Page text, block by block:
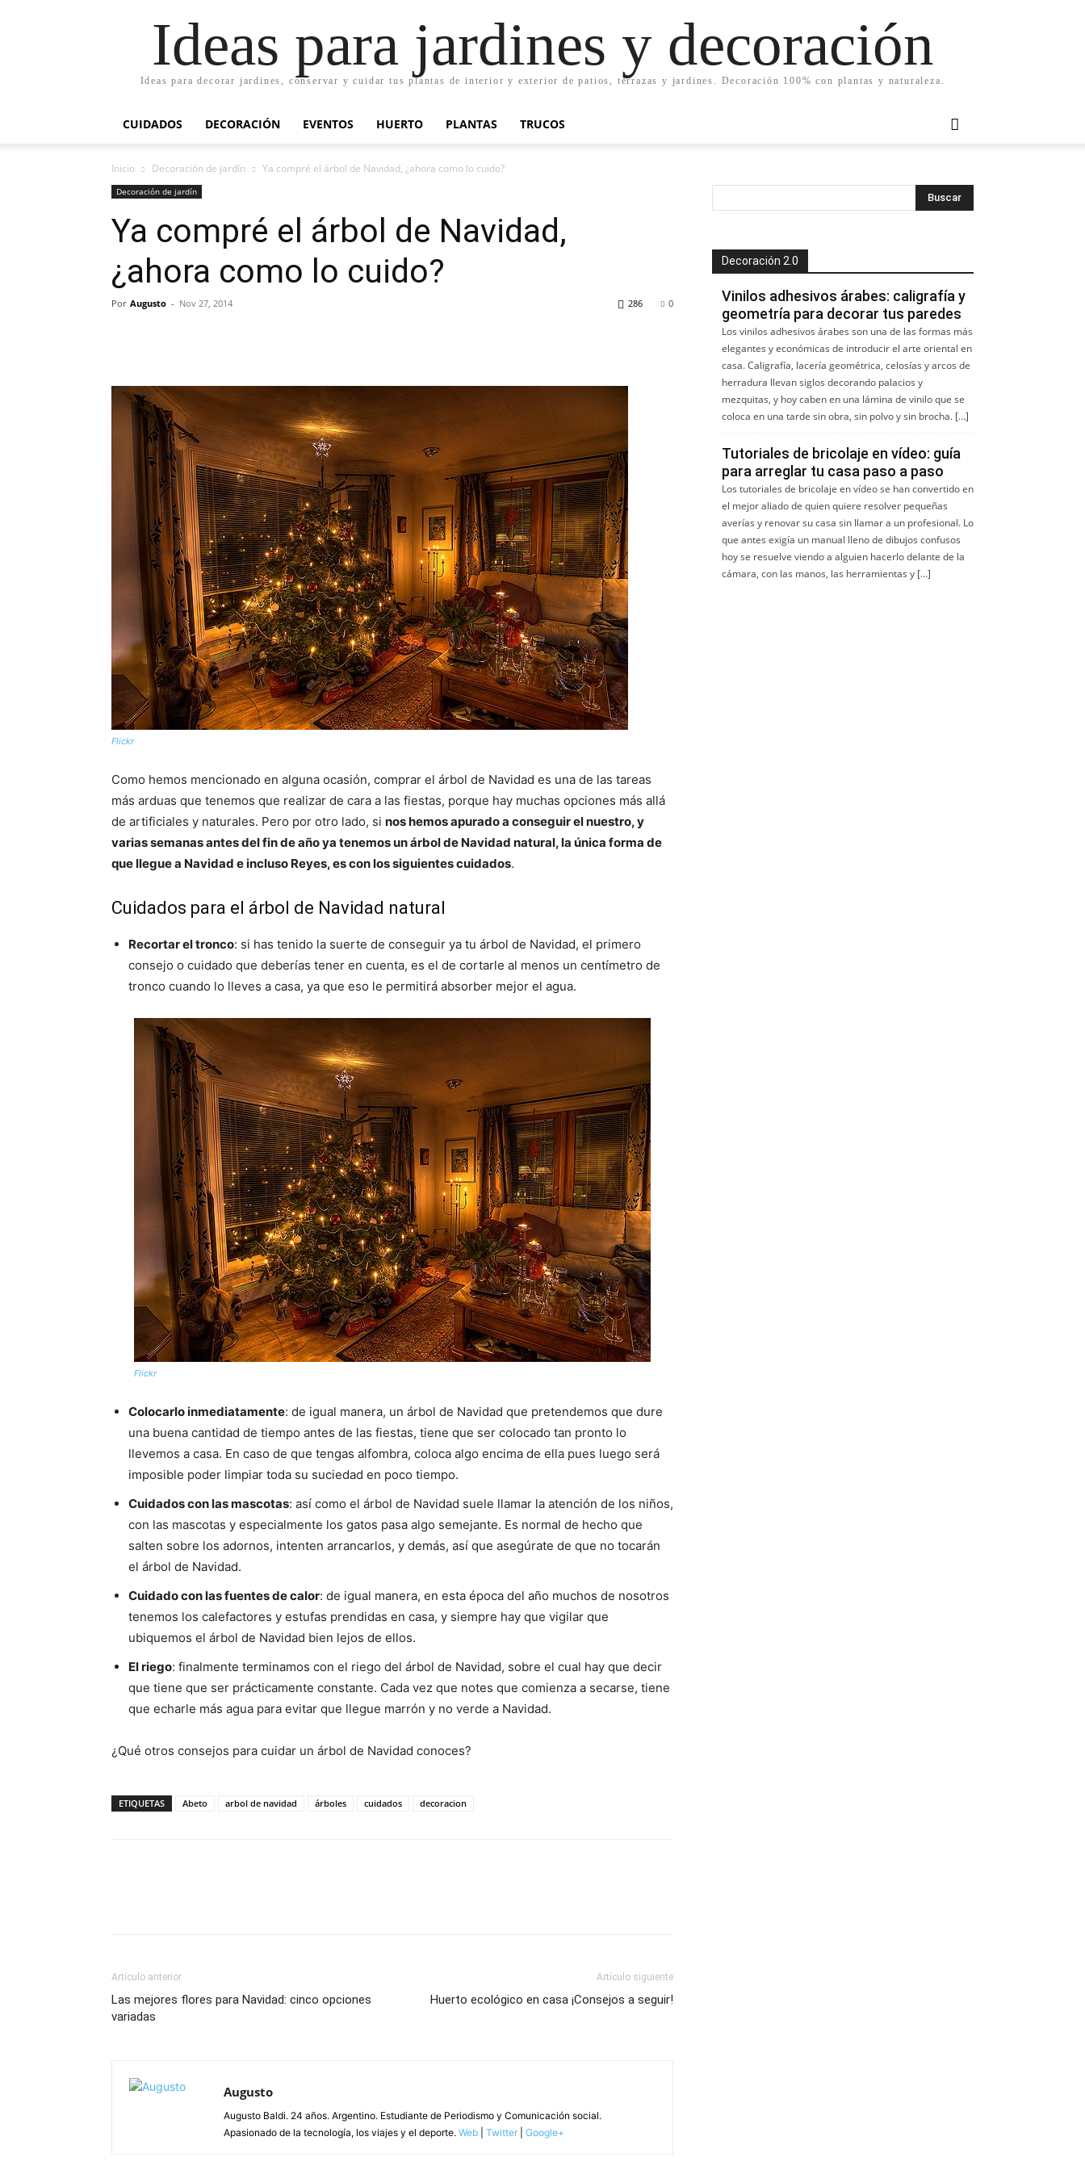
Ideas para jardines y decoración
Ideas para decorar jardines, conservar y cuidar tus plantas de interior y exterior de patios, terrazas y jardines. Decoración 100% con plantas y naturaleza.
CUIDADOS DECORACIÓN EVENTOS HUERTO PLANTAS TRUCOS
Inicio Decoración de jardín Ya compré el árbol de Navidad, ¿ahora como lo cuido?
Decoración de jardín
Ya compré el árbol de Navidad,
¿ahora como lo cuido?
Por Augusto - Nov 27, 2014 0
286
Flickr
Como hemos mencionado en alguna ocasión, comprar el árbol de Navidad es una de las tareas
más arduas que tenemos que realizar de cara a las fiestas, porque hay muchas opciones más allá
de artificiales y naturales. Pero por otro lado, si nos hemos apurado a conseguir el nuestro, y
varias semanas antes del fin de año ya tenemos un árbol de Navidad natural, la única forma de
que llegue a Navidad e incluso Reyes, es con los siguientes cuidados.
Cuidados para el árbol de Navidad natural
Recortar el tronco: si has tenido la suerte de conseguir ya tu árbol de Navidad, el primero
consejo o cuidado que deberías tener en cuenta, es el de cortarle al menos un centímetro de
tronco cuando lo lleves a casa, ya que eso le permitirá absorber mejor el agua.
Flickr
Colocarlo inmediatamente: de igual manera, un árbol de Navidad que pretendemos que dure
una buena cantidad de tiempo antes de las fiestas, tiene que ser colocado tan pronto lo
llevemos a casa. En caso de que tengas alfombra, coloca algo encima de ella pues luego será
imposible poder limpiar toda su suciedad en poco tiempo.
Cuidados con las mascotas: así como el árbol de Navidad suele llamar la atención de los niños,
con las mascotas y especialmente los gatos pasa algo semejante. Es normal de hecho que
salten sobre los adornos, intenten arrancarlos, y demás, así que asegúrate de que no tocarán
el árbol de Navidad.
Cuidado con las fuentes de calor: de igual manera, en esta época del año muchos de nosotros
tenemos los calefactores y estufas prendidas en casa, y siempre hay que vigilar que
ubiquemos el árbol de Navidad bien lejos de ellos.
El riego: finalmente terminamos con el riego del árbol de Navidad, sobre el cual hay que decir
que tiene que ser prácticamente constante. Cada vez que notes que comienza a secarse, tiene
que echarle más agua para evitar que llegue marrón y no verde a Navidad.
¿Qué otros consejos para cuidar un árbol de Navidad conoces?
ETIQUETAS Abeto arbol de navidad árboles cuidados decoracion
Artículo anterior
Las mejores flores para Navidad: cinco opciones
variadas
Artículo siguiente
Huerto ecológico en casa ¡Consejos a seguir!
Augusto
Augusto Baldi. 24 años. Argentino. Estudiante de Periodismo y Comunicación social.
Apasionado de la tecnología, los viajes y el deporte. Web Twitter Google+
Decoración 2.0
Vinilos adhesivos árabes: caligrafía y
geometría para decorar tus paredes
Los vinilos adhesivos árabes son una de las formas más
elegantes y económicas de introducir el arte oriental en
casa. Caligrafía, lacería geométrica, celosías y arcos de
herradura llevan siglos decorando palacios y
mezquitas, y hoy caben en una lámina de vinilo que se
coloca en una tarde sin obra, sin polvo y sin brocha. […]
Tutoriales de bricolaje en vídeo: guía
para arreglar tu casa paso a paso
Los tutoriales de bricolaje en vídeo se han convertido en
el mejor aliado de quien quiere resolver pequeñas
averías y renovar su casa sin llamar a un profesional. Lo
que antes exigía un manual lleno de dibujos confusos
hoy se resuelve viendo a alguien hacerlo delante de la
cámara, con las manos, las herramientas y […]